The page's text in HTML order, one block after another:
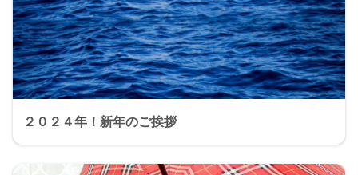
２０２４年！新年のご挨拶